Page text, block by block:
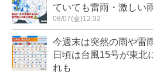
ていても雷雨・激しい
08/07(金)12:32
今週末は突然の雨や
日頃は台風15号が東北
れも